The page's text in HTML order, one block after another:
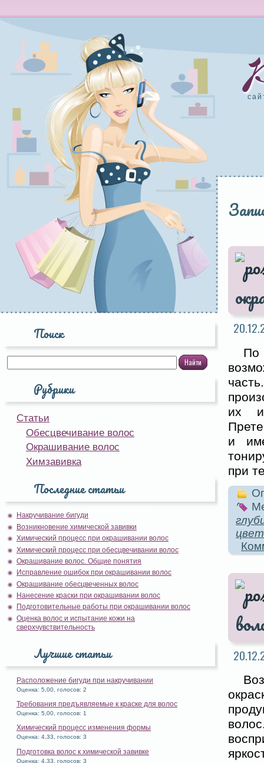
Поиск
Рубрики
Статьи
Обесцвечивание волос
Окрашивание волос
Химзавивка
Последние статьи
Накручивание бигуди
Возникновение химической завивки
Химический процесс при окрашивании волос
Химический процесс при обесцвечивании волос
Окрашивание волос. Общие понятия
Исправление ошибок при окрашивании волос
Окрашивание обесцвеченных волос
Нанесение краски при окрашивании волос
Подготовительные работы при окрашивании волос
Оценка волос и испытание кожи на
сверхчувствительность
Лучшие статьи
Расположение бигуди при накручивании
Оценка: 5,00, голосов: 2
Требования предъявляемые к краске для волос
Оценка: 5,00, голосов: 1
Химический процесс изменения формы
Оценка: 4,33, голосов: 3
Подготовка волос к химической завивке
Оценка: 4,33, голосов: 3
По
их
и
при